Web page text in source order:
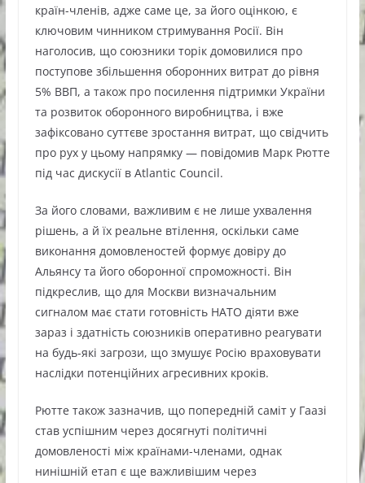
країн-членів, адже саме це, за його оцінкою, є
ключовим чинником стримування Росії. Він
наголосив, що союзники торік домовилися про
поступове збільшення оборонних витрат до рівня
5% ВВП, а також про посилення підтримки України
та розвиток оборонного виробництва, і вже
зафіксовано суттєве зростання витрат, що свідчить
про рух у цьому напрямку — повідомив Марк Рютте
під час дискусії в Atlantic Council.
За його словами, важливим є не лише ухвалення
рішень, а й їх реальне втілення, оскільки саме
виконання домовленостей формує довіру до
Альянсу та його оборонної спроможності. Він
підкреслив, що для Москви визначальним
сигналом має стати готовність НАТО діяти вже
зараз і здатність союзників оперативно реагувати
на будь-які загрози, що змушує Росію враховувати
наслідки потенційних агресивних кроків.
Рютте також зазначив, що попередній саміт у Гаазі
став успішним через досягнуті політичні
домовленості між країнами-членами, однак
нинішній етап є ще важливішим через